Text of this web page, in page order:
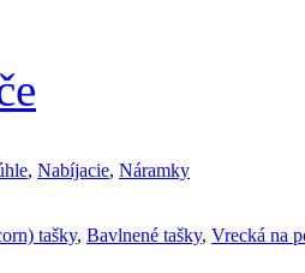
, Nabíjacie, Náramky
tašky, Bavlnené tašky, Vrecká na